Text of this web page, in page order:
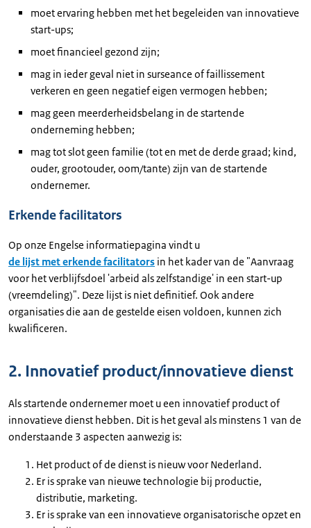
moet ervaring hebben met het begeleiden van innovatieve
start-ups;
moet financieel gezond zijn;
mag in ieder geval niet in surseance of faillissement
verkeren en geen negatief eigen vermogen hebben;
mag geen meerderheidsbelang in de startende
onderneming hebben;
mag tot slot geen familie (tot en met de derde graad; kind,
ouder, grootouder, oom/tante) zijn van de startende
ondernemer.
Erkende facilitators
Op onze Engelse informatiepagina vindt u
de lijst met erkende facilitators in het kader van de "Aanvraag
voor het verblijfsdoel 'arbeid als zelfstandige' in een start-up
(vreemdeling)". Deze lijst is niet definitief. Ook andere
organisaties die aan de gestelde eisen voldoen, kunnen zich
kwalificeren.
2. Innovatief product/innovatieve dienst
Als startende ondernemer moet u een innovatief product of
innovatieve dienst hebben. Dit is het geval als minstens 1 van de
onderstaande 3 aspecten aanwezig is:
Het product of de dienst is nieuw voor Nederland.
Er is sprake van nieuwe technologie bij productie,
distributie, marketing.
Er is sprake van een innovatieve organisatorische opzet en